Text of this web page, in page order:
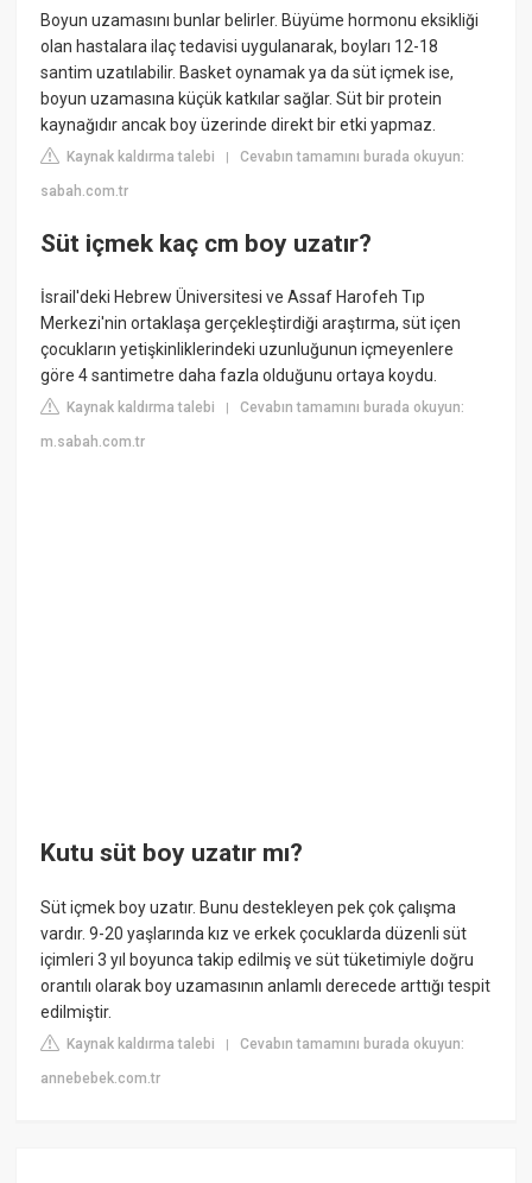
Boyun uzamasını bunlar belirler. Büyüme hormonu eksikliği
olan hastalara ilaç tedavisi uygulanarak, boyları 12-18
santim uzatılabilir. Basket oynamak ya da süt içmek ise,
boyun uzamasına küçük katkılar sağlar. Süt bir protein
kaynağıdır ancak boy üzerinde direkt bir etki yapmaz.
Kaynak kaldırma talebi |Cevabın tamamını burada okuyun:
sabah.com.tr
Süt içmek kaç cm boy uzatır?
İsrail'deki Hebrew Üniversitesi ve Assaf Harofeh Tıp
Merkezi'nin ortaklaşa gerçekleştirdiği araştırma, süt içen
çocukların yetişkinliklerindeki uzunluğunun içmeyenlere
göre 4 santimetre daha fazla olduğunu ortaya koydu.
Kaynak kaldırma talebi |Cevabın tamamını burada okuyun:
m.sabah.com.tr
Kutu süt boy uzatır mı?
Süt içmek boy uzatır. Bunu destekleyen pek çok çalışma
vardır. 9-20 yaşlarında kız ve erkek çocuklarda düzenli süt
içimleri 3 yıl boyunca takip edilmiş ve süt tüketimiyle doğru
orantılı olarak boy uzamasının anlamlı derecede arttığı tespit
edilmiştir.
Kaynak kaldırma talebi |Cevabın tamamını burada okuyun:
annebebek.com.tr